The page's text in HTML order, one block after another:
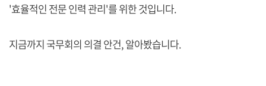
'효율적인 전문 인력 관리'를 위한 것입니다.
지금까지 국무회의 의결 안건, 알아봤습니다.